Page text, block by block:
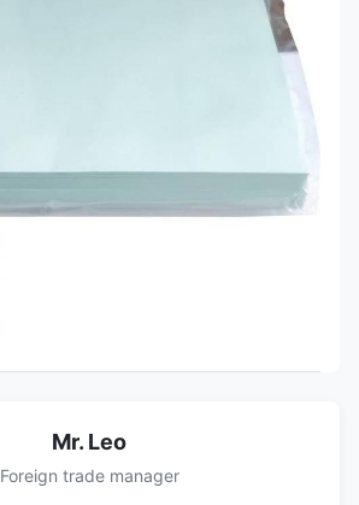
Mr. Leo
Foreign trade manager